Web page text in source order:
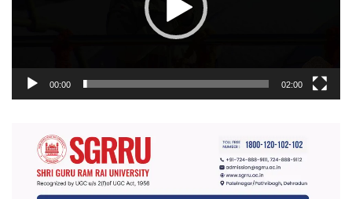
00:00 02:00